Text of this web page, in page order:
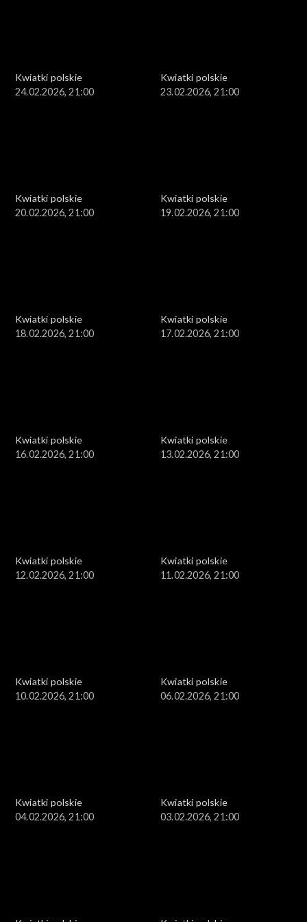
Kwiatki polskie
24.02.2026, 21:00
Kwiatki polskie
23.02.2026, 21:00
Kwiatki polskie
20.02.2026, 21:00
Kwiatki polskie
19.02.2026, 21:00
Kwiatki polskie
18.02.2026, 21:00
Kwiatki polskie
17.02.2026, 21:00
Kwiatki polskie
16.02.2026, 21:00
Kwiatki polskie
13.02.2026, 21:00
Kwiatki polskie
12.02.2026, 21:00
Kwiatki polskie
11.02.2026, 21:00
Kwiatki polskie
10.02.2026, 21:00
Kwiatki polskie
06.02.2026, 21:00
Kwiatki polskie
04.02.2026, 21:00
Kwiatki polskie
03.02.2026, 21:00